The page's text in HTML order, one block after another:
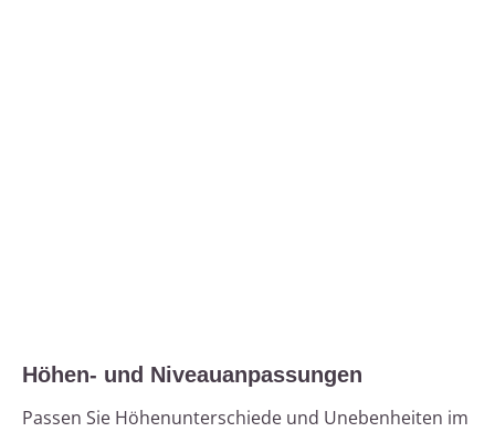
Höhen- und Niveauanpassungen
Passen Sie Höhenunterschiede und Unebenheiten im